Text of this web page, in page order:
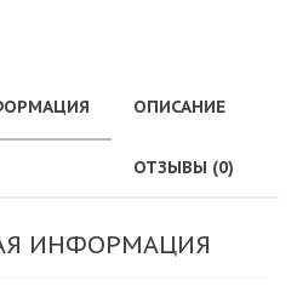
ОПИСАНИЕ
ОТЗЫВЫ (0)
ИНФОРМАЦИЯ